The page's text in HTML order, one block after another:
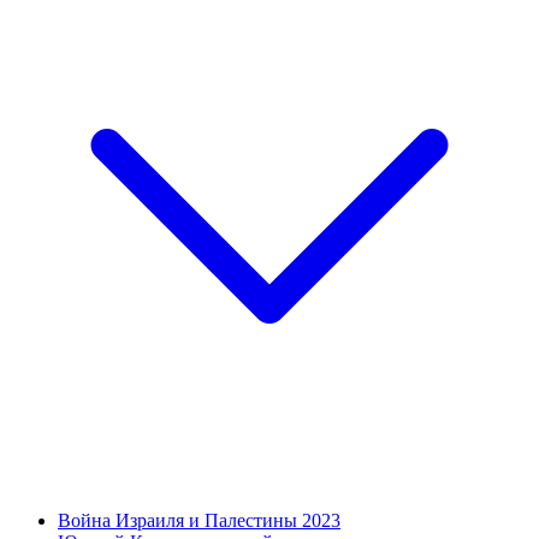
Война Израиля и Палестины 2023